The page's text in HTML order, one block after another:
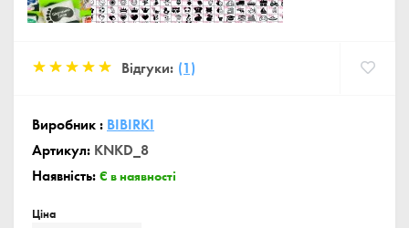
Відгуки: (1)
Виробник : BIBIRKI
Артикул: KNKD_8
Наявність: Є в наявності
Ціна